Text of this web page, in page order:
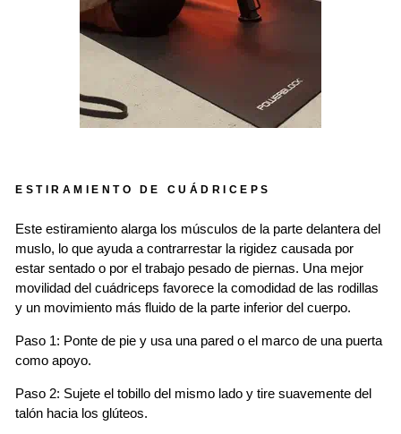
ESTIRAMIENTO DE CUÁDRICEPS
Este estiramiento alarga los músculos de la parte delantera del
muslo, lo que ayuda a contrarrestar la rigidez causada por
estar sentado o por el trabajo pesado de piernas. Una mejor
movilidad del cuádriceps favorece la comodidad de las rodillas
y un movimiento más fluido de la parte inferior del cuerpo.
Paso 1: Ponte de pie y usa una pared o el marco de una puerta
como apoyo.
Paso 2: Sujete el tobillo del mismo lado y tire suavemente del
talón hacia los glúteos.